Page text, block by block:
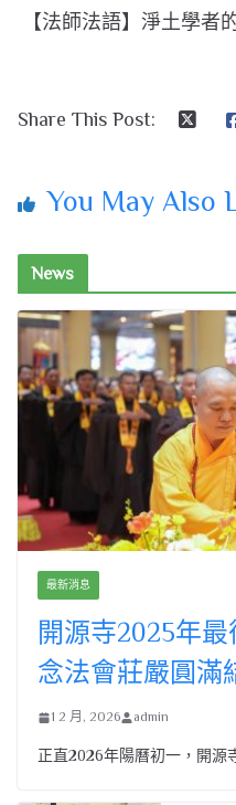
【法師法語】淨土學者
Share This Post:
You May Also
News
最新消息
開源寺2025年
念法會莊嚴圓滿
1 2 月, 2026 admin
正直2026年陽曆初一，開源